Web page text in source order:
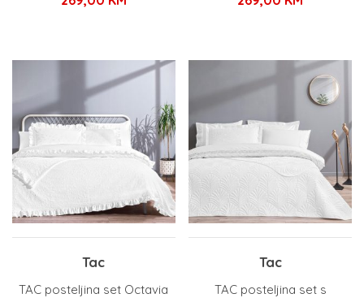
Tac
TAC posteljina set Octavia
Tac
TAC posteljina set s